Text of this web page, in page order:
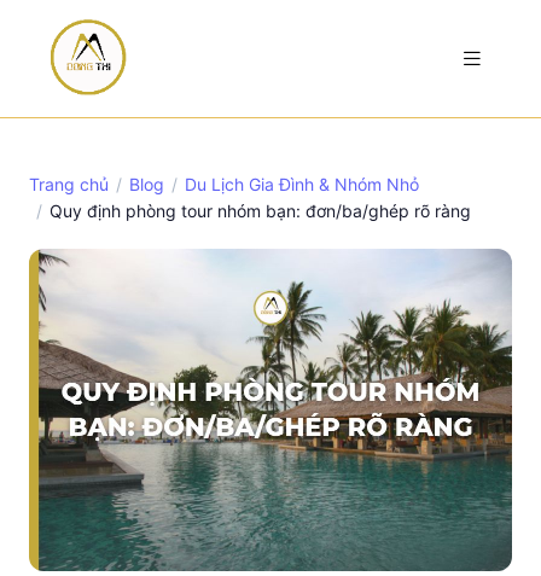
Trang chủ Blog
Du Lịch Gia Đình & Nhóm Nhỏ
Quy định phòng tour nhóm bạn: đơn/ba/ghép rõ ràng